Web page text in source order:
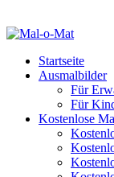
Startseite
Ausmalbilder
Für
Für
Kostenlose